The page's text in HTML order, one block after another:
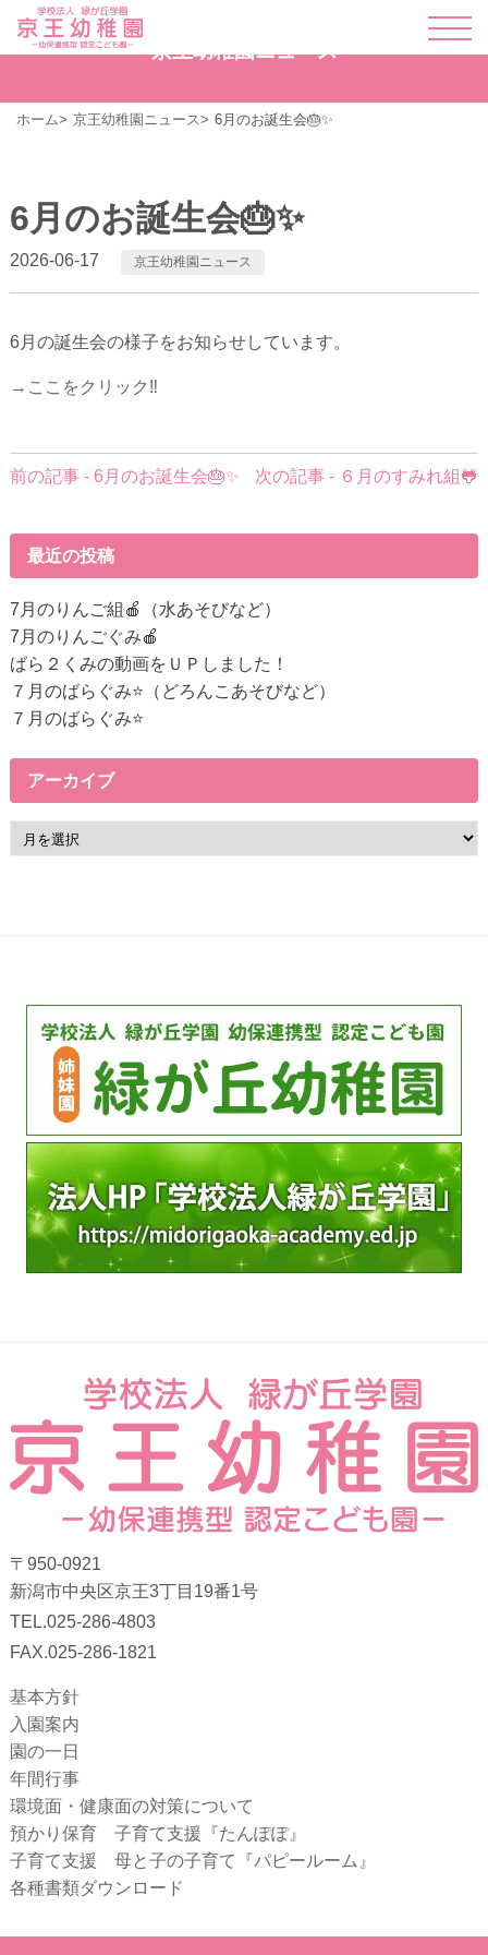
京王幼稚園ニュース
ホーム 京王幼稚園ニュース 6月のお誕生会🎂✨
6月のお誕生会🎂✨
2026-06-17 京王幼稚園ニュース
6月の誕生会の様子をお知らせしています。
→ここをクリック‼
前
事
へ
の
リ
ン
ク
前の記事 - 6月のお誕生会🎂✨ 次の記事 - ６月のすみれ組🐸
最近の投稿
7月のりんご組🍎（水あそびなど）
7月のりんごぐみ🍎
ばら２くみの動画をＵＰしました！
７月のばらぐみ⭐（どろんこあそびなど）
７月のばらぐみ⭐
アーカイブ
ー
ブ
〒950-0921
新潟市中央区京王3丁目19番1号
TEL.025-286-4803
FAX.025-286-1821
基本方針
入園案内
園の一日
年間行事
環境面・健康面の対策について
預かり保育 子育て支援『たんぽぽ』
子育て支援 母と子の子育て『パピールーム』
各種書類ダウンロード